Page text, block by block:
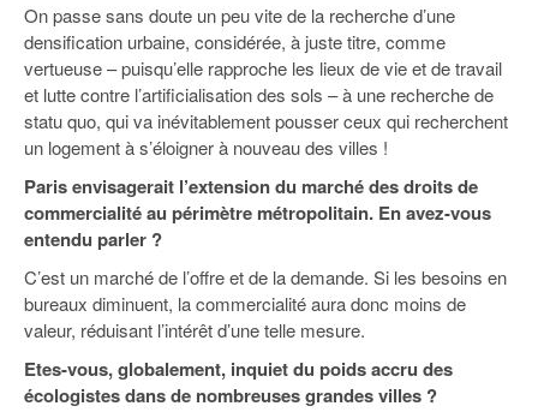
On passe sans doute un peu vite de la recherche d’une
densification urbaine, considérée, à juste titre, comme
vertueuse – puisqu’elle rapproche les lieux de vie et de travail
et lutte contre l’artificialisation des sols – à une recherche de
statu quo, qui va inévitablement pousser ceux qui recherchent
un logement à s’éloigner à nouveau des villes !
Paris envisagerait l’extension du marché des droits de
commercialité au périmètre métropolitain. En avez-vous
entendu parler ?
C’est un marché de l’offre et de la demande. Si les besoins en
bureaux diminuent, la commercialité aura donc moins de
valeur, réduisant l’intérêt d’une telle mesure.
Etes-vous, globalement, inquiet du poids accru des
écologistes dans de nombreuses grandes villes ?